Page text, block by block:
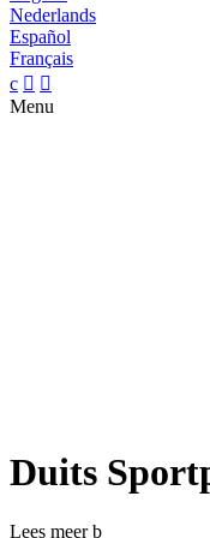
Nederlands
Español
Français
c  
Menu
Duits
Lees meerb